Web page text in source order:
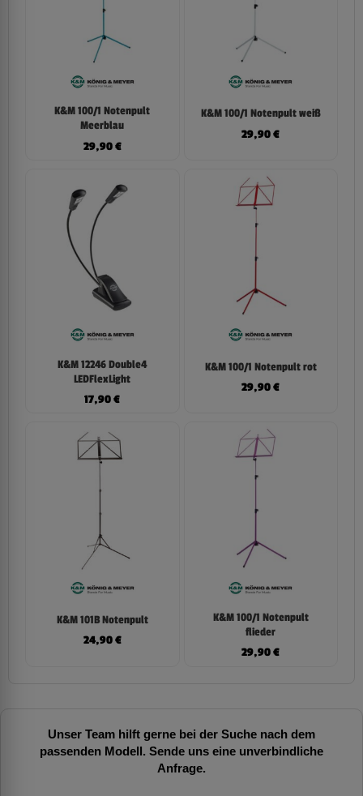
K&M 100/1 Notenpult
Meerblau
29,90€
K&M 100/1 Notenpult weiß
29,90€
K&M 12246 Double4
LEDFlexLight
17,90€
K&M 100/1 Notenpult rot
29,90€
K&M 101B Notenpult
24,90€
K&M 100/1 Notenpult
flieder
29,90€
Unser Team hilft gerne bei der Suche nach dem
passenden Modell. Sende uns eine unverbindliche
Anfrage.